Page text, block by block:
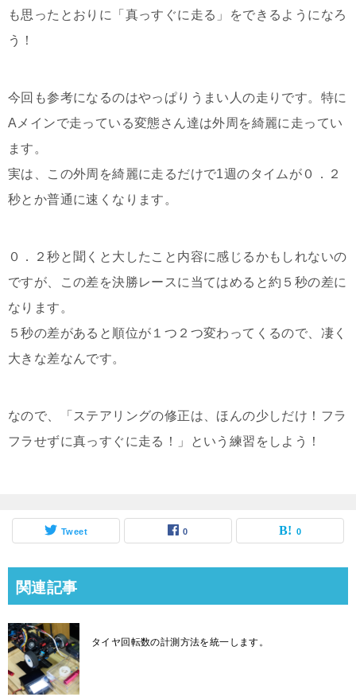
も思ったとおりに「真っすぐに走る」をできるようになろ
う！
今回も参考になるのはやっぱりうまい人の走りです。特に
Aメインで走っている変態さん達は外周を綺麗に走ってい
ます。
実は、この外周を綺麗に走るだけで1週のタイムが０．２
秒とか普通に速くなります。
０．２秒と聞くと大したこと内容に感じるかもしれないの
ですが、この差を決勝レースに当てはめると約５秒の差に
なります。
５秒の差があると順位が１つ２つ変わってくるので、凄く
大きな差なんです。
なので、「ステアリングの修正は、ほんの少しだけ！フラ
フラせずに真っすぐに走る！」という練習をしよう！
Tweet 0 0
関連記事
タイヤ回転数の計測方法を統一します。